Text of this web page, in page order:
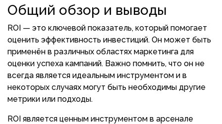
Общий обзор и выводы
ROI — это ключевой показатель, который помогает
оценить эффективность инвестиций. Он может быть
применён в различных областях маркетинга для
оценки успеха кампаний. Важно помнить, что он не
всегда является идеальным инструментом и в
некоторых случаях могут быть необходимы другие
метрики или подходы.
ROI является ценным инструментом в арсенале